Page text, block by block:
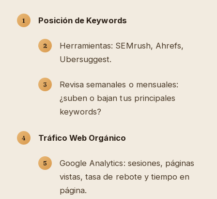
Posición de Keywords
Herramientas: SEMrush, Ahrefs,
Ubersuggest.
Revisa semanales o mensuales:
¿suben o bajan tus principales
keywords?
Tráfico Web Orgánico
Google Analytics: sesiones, páginas
vistas, tasa de rebote y tiempo en
página.